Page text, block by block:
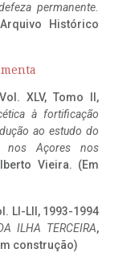
permanente.
Histórico
XLV, Tomo II,
à fortificação
ao estudo do
nos Açores nos
Vieira. (Em
LI-LII, 1993-1994
ILHA TERCEIRA,
construção)